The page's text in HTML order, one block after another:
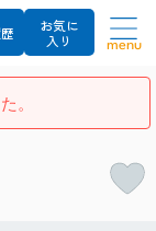
お気に
入り
menu
。